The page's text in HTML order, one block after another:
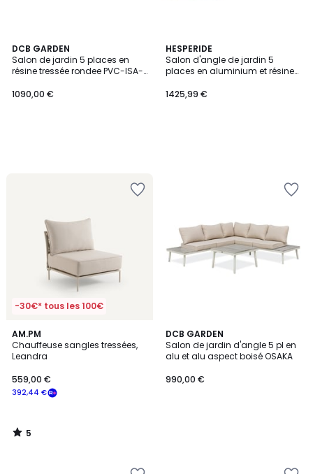
DCB GARDEN
Salon de jardin 5 places en
résine tressée rondee PVC-ISA-
1090,00 €
HESPERIDE
Salon d'angle de jardin 5
places en aluminium et résine
1425,99 €
-30€* tous les 100€
AM.PM
Chauffeuse sangles tressées,
Leandra
392,44 €
559,00 €
5
/
5
5
/
DCB GARDEN
Salon de jardin d'angle 5 pl en
alu et alu aspect boisé OSAKA
990,00 €